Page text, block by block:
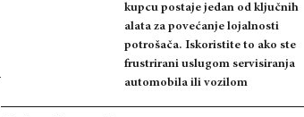
kupcu postaje jedan od ključnih
alata za povećanje lojalnosti
potrošača. Iskoristite to ako ste
frustrirani uslugom servisiranja
automobila ili vozilom